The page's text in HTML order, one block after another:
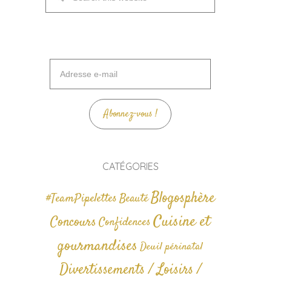
mail
Abonnez-vous !
CATÉGORIES
#TeamPipelettesBeautéBlogosphère
ConcoursConfidences Cuisine et
gourmandises Deuil périnatal
Divertissements / Loisirs /